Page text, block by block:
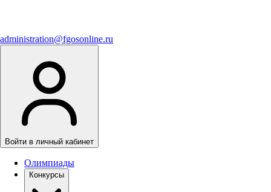
administration@fgosonline.ru
Войти в личный кабинет
Олимпиады
Конкурсы